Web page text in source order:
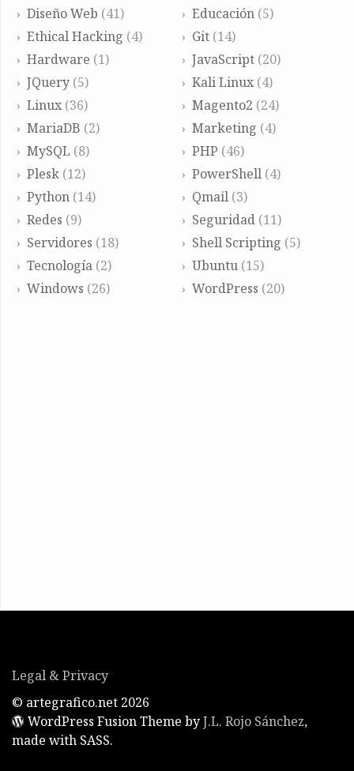
Diseño Web (41) Educación(5)
Ethical Hacking (4) Git(14)
Hardware (1) JavaScript(20)
JQuery (5) Kali Linux(4)
Linux (36) Magento2 (24)
MariaDB (2) Marketing (4)
MySQL (8) PHP (46)
Plesk (12) PowerShell(4)
Python (14) Qmail(3)
Redes (9) Seguridad(11)
Servidores (18) Shell Scripting (5)
Tecnología (2) Ubuntu(15)
Windows (26) WordPress (20)
Legal & Privacy
© artegrafico.net 2026
WordPress Fusion Theme byJ.L. Rojo Sánchez,
made with SASS.